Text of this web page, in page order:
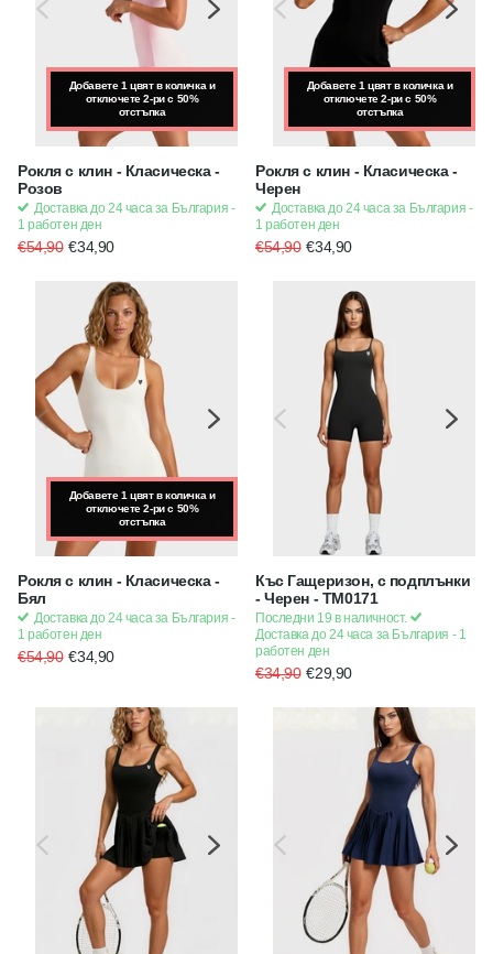
Добавете 1 цвят в количка и
отключете 2-ри с 50%
отстъпка
Добавете 1 цвят в количка и
отключете 2-ри с 50%
отстъпка
Рокля с клин - Класическа -
Розов
Доставка до 24 часа за България -
1 работен ден
€54,90 €34,90
Добавете 1 цвят в количка и
отключете 2-ри с 50%
отстъпка
Рокля с клин - Класическа -
Черен
Доставка до 24 часа за България -
1 работен ден
€54,90 €34,90
Добавете 1 цвят в количка и
отключете 2-ри с 50%
отстъпка
Добавете 1 цвят в количка и
отключете 2-ри с 50%
отстъпка
Рокля с клин - Класическа -
Бял
Доставка до 24 часа за България -
1 работен ден
€54,90 €34,90
Къс Гащеризон, с подплънки
- Черен - TM0171
Последни 19 в наличност.
Доставка до 24 часа за България - 1
работен ден
€34,90 €29,90